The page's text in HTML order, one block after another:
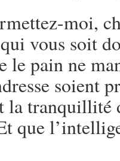
moi,
vous soit
le pain ne
soient
la tranquillité
que